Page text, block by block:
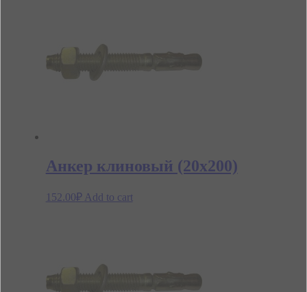
Анкер клиновый (20х200)
152.00₽ Add to cart